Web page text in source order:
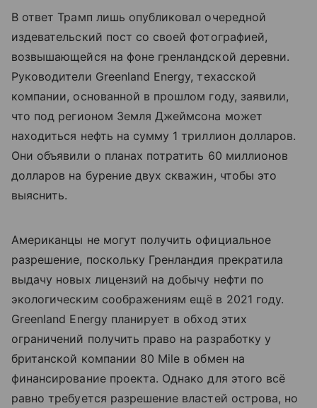
В ответ Трамп лишь опубликовал очередной
издевательский пост со своей фотографией,
возвышающейся на фоне гренландской деревни.
Руководители Greenland Energy, техасской
компании, основанной в прошлом году, заявили,
что под регионом Земля Джеймсона может
находиться нефть на сумму 1 триллион долларов.
Они объявили о планах потратить 60 миллионов
долларов на бурение двух скважин, чтобы это
выяснить.
Американцы не могут получить официальное
разрешение, поскольку Гренландия прекратила
выдачу новых лицензий на добычу нефти по
экологическим соображениям ещё в 2021 году.
Greenland Energy планирует в обход этих
ограничений получить право на разработку у
британской компании 80 Mile в обмен на
финансирование проекта. Однако для этого всё
равно требуется разрешение властей острова, но